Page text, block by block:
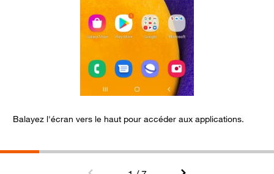
Balayez l'écran vers le haut pour accéder aux applications.